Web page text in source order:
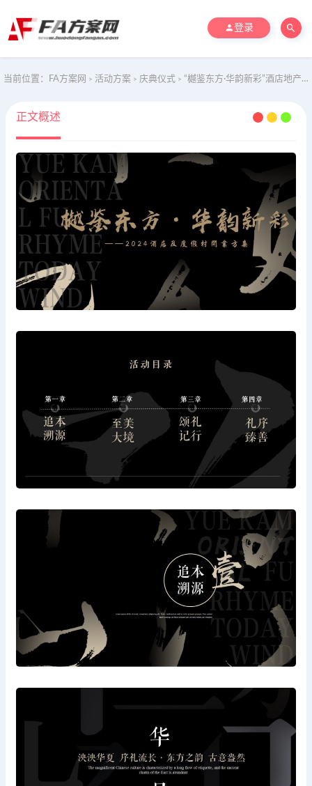
登录
当前位置： FA方案网 > 活动方案 > 庆典仪式 > “樾鉴东方·华韵新彩”酒店地产度假村及开业庆典颁奖典礼活动方案
正文概述